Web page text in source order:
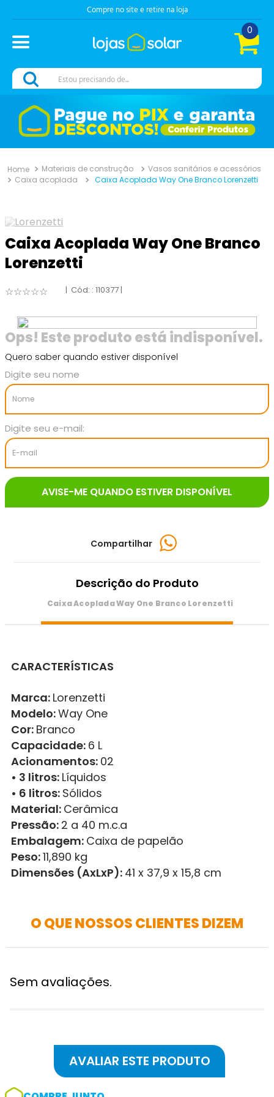
Compre no site e retire na loja
0
Estou precisando de...
Materiais de construção
Vasos sanitários e acessórios
Caixa acoplada
Caixa Acoplada Way One Branco Lorenzetti
Caixa Acoplada Way One Branco
Lorenzetti
☆☆☆☆☆ : 110377
Quero saber quando estiver disponível
Compartilhar
Descrição do Produto
Caixa Acoplada Way One Branco Lorenzetti
CARACTERÍSTICAS
Marca: Lorenzetti
Modelo:Way One
Cor: Branco
Capacidade: 6 L
Acionamentos: 02
• 3 litros: Líquidos
• 6 litros: Sólidos
Material: Cerâmica
Pressão: 2 a 40 m.c.a
Embalagem: Caixa de papelão
Peso:11,890 kg
Dimensões (AxLxP): 41 x 37,9 x 15,8 cm
O QUE NOSSOS CLIENTES DIZEM
Sem avaliações.